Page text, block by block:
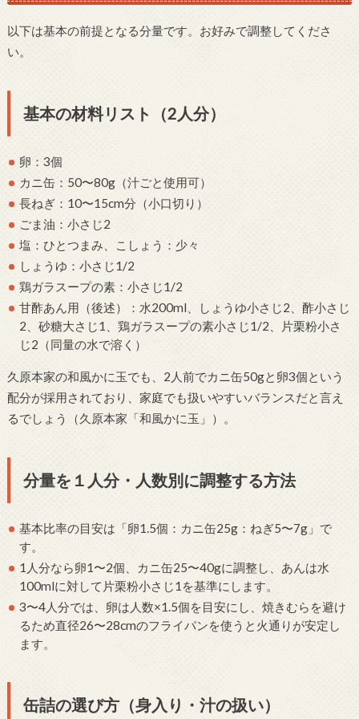
以下は基本の前提となる分量です。お好みで調整してくださ
い。
基本の材料リスト（2人分）
卵：3個
カニ缶：50〜80g（汁ごと使用可）
長ねぎ：10〜15cm分（小口切り）
ごま油：小さじ2
塩：ひとつまみ、こしょう：少々
しょうゆ：小さじ1/2
鶏ガラスープの素：小さじ1/2
甘酢あん用（後述）：水200ml、しょうゆ小さじ2、酢小さじ
2、砂糖大さじ1、鶏ガラスープの素小さじ1/2、片栗粉小さ
じ2（同量の水で溶く）
久原本家の和風かに玉でも、2人前でカニ缶50gと卵3個という
配分が採用されており、家庭でも扱いやすいバランスだと言え
るでしょう（久原本家「和風かに玉」）。
分量を１人分・人数別に調整する方法
基本比率の目安は「卵1.5個：カニ缶25g：ねぎ5〜7g」で
す。
1人分なら卵1〜2個、カニ缶25〜40gに調整し、あんは水
100mlに対して片栗粉小さじ1を基準にします。
3〜4人分では、卵は人数×1.5個を目安にし、焼きむらを避け
るため直径26〜28cmのフライパンを使うと火通りが安定し
ます。
缶詰の選び方（身入り・汁の扱い）